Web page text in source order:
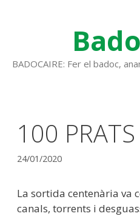
BADOCAIRE: Fer el badoc,
100
24/01/2020
La sortida centenària va
canals, torrents i